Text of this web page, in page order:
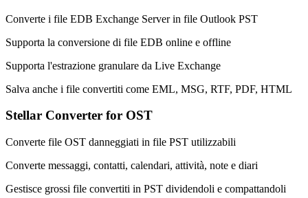
Converte i file EDB Exchange Server in file Outlook PST
Supporta la conversione di file EDB online e offline
Supporta l'estrazione granulare da Live Exchange
Salva anche i file convertiti come EML, MSG, RTF, PDF, HTML
Stellar Converter for OST
Converte file OST danneggiati in file PST utilizzabili
Converte messaggi, contatti, calendari, attività, note e diari
Gestisce grossi file convertiti in PST dividendoli e compattandoli